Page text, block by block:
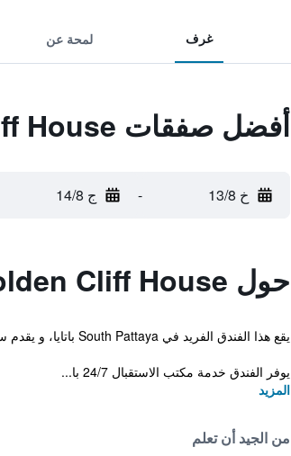
غرف لمحة عن
أفضل صفقات Golden Cliff House
خ 13/8 - ج 14/8
حول Golden Cliff House
يقع هذا الفندق الفريد في South Pattaya باتايا، و يقدم سونا، مسبح خارجي وشاطئ خاص. على بعد مجرد خطوات من الشاطئ وبموقع مناسب لمن يبحث عن اللجوء إلى البحر.
يوفر الفندق خدمة مكتب الاستقبال 24/7 با...
المزيد
من الجيد أن تعلم